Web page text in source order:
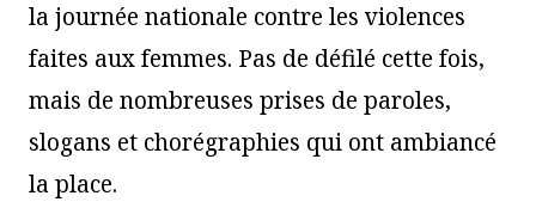
la journée nationale contre les violences
faites aux femmes. Pas de défilé cette fois,
mais de nombreuses prises de paroles,
slogans et chorégraphies qui ont ambiancé
la place.